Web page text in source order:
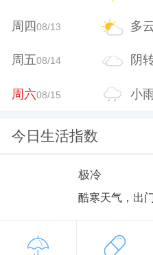
周四08/13 多
周五08/14 阴
周六08/15 小
今日生活指数
极冷
酷寒天气，出